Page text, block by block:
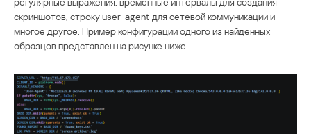
скриншотов, строку user-agent для сетевой коммуникации и
многое другое. Пример конфигурации одного из найденных
образцов представлен на рисунке ниже.